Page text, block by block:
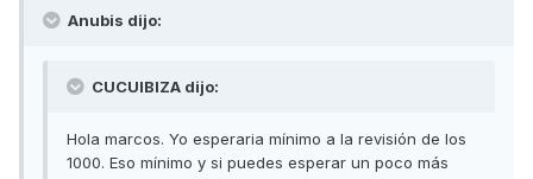
Anubis dijo:
CUCUIBIZA dijo:
Hola marcos. Yo esperaria mínimo a la revisión de los
1000. Eso mínimo y si puedes esperar un poco más